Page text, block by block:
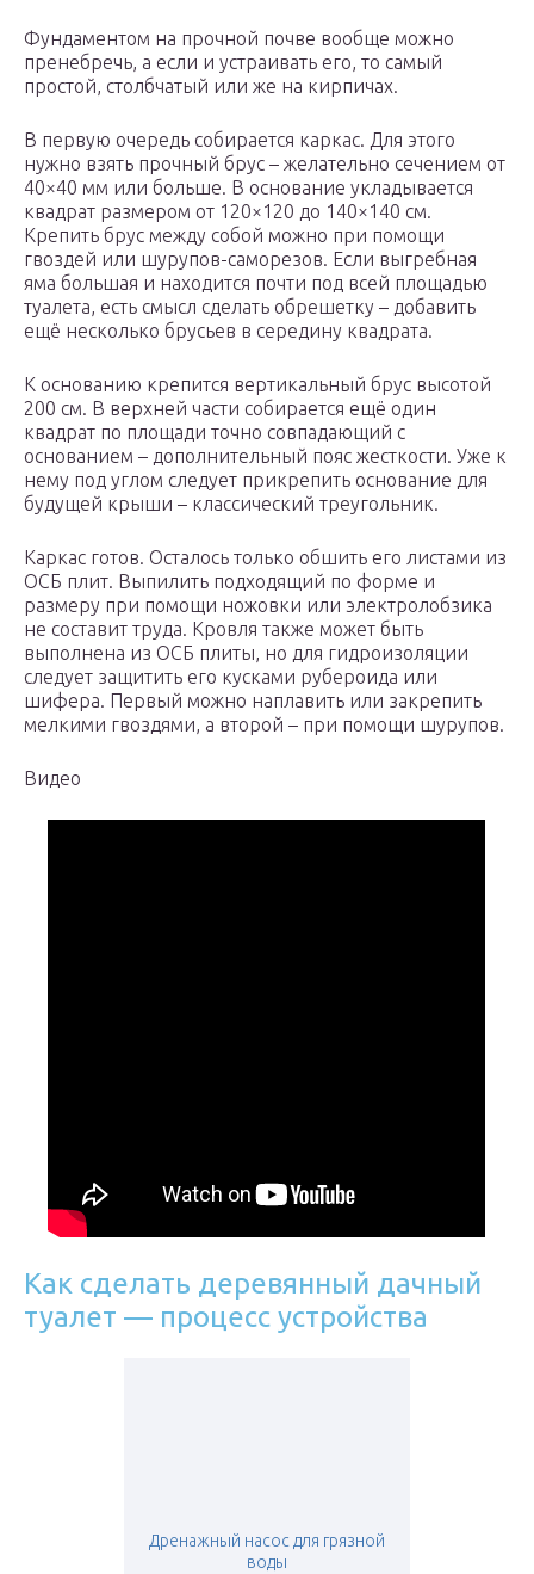
Фундаментом на прочной почве вообще можно
пренебречь, а если и устраивать его, то самый
простой, столбчатый или же на кирпичах.
В первую очередь собирается каркас. Для этого
нужно взять прочный брус – желательно сечением от
40×40 мм или больше. В основание укладывается
квадрат размером от 120×120 до 140×140 см.
Крепить брус между собой можно при помощи
гвоздей или шурупов-саморезов. Если выгребная
яма большая и находится почти под всей площадью
туалета, есть смысл сделать обрешетку – добавить
ещё несколько брусьев в середину квадрата.
К основанию крепится вертикальный брус высотой
200 см. В верхней части собирается ещё один
квадрат по площади точно совпадающий с
основанием – дополнительный пояс жесткости. Уже к
нему под углом следует прикрепить основание для
будущей крыши – классический треугольник.
Каркас готов. Осталось только обшить его листами из
ОСБ плит. Выпилить подходящий по форме и
размеру при помощи ножовки или электролобзика
не составит труда. Кровля также может быть
выполнена из ОСБ плиты, но для гидроизоляции
следует защитить его кусками рубероида или
шифера. Первый можно наплавить или закрепить
мелкими гвоздями, а второй – при помощи шурупов.
Видео
Как сделать деревянный дачный
туалет — процесс устройства
Дренажный насос для грязной
воды